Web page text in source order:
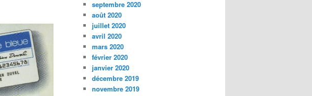
septembre 2020
août 2020
juillet 2020
avril 2020
mars 2020
février 2020
janvier 2020
décembre 2019
novembre 2019